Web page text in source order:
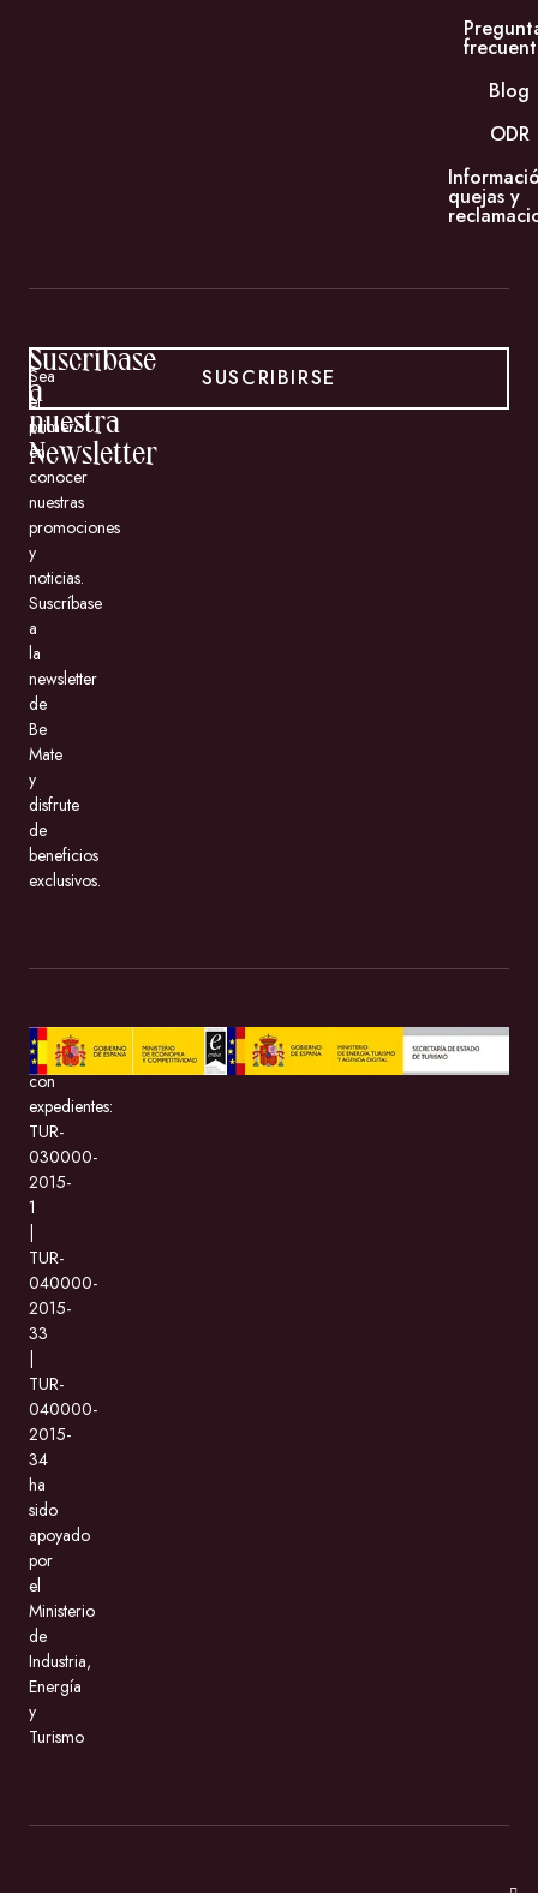
Blog
ODR
quejas y
Suscríbase
a
nuestra
Newsletter
Sea
el
primero
en
conocer
nuestras
promociones
y
noticias.
Suscríbase
a
la
newsletter
de
Be
Mate
y
disfrute
de
beneficios
exclusivos.
SUSCRIBIRSE
BeMate.com
con
expedientes:
TUR-
030000-
2015-
1
TUR-
040000-
2015-
33
TUR-
040000-
2015-
34
ha
sido
apoyado
por
el
Ministerio
de
Industria,
Energía
y
Turismo